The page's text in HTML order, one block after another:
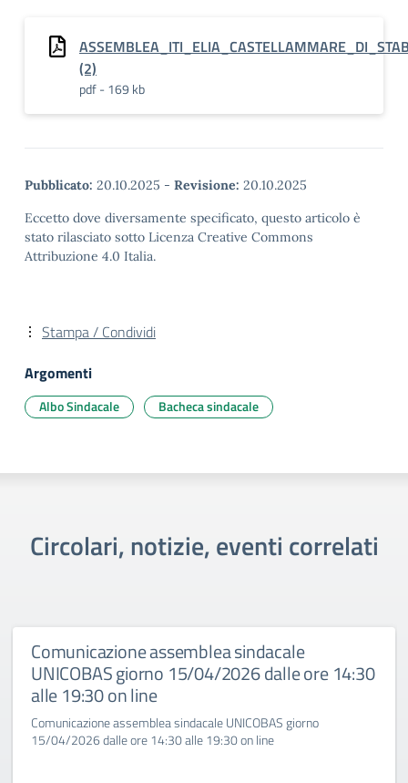
(2)
pdf - 169 kb
Pubblicato: 20.10.2025 - Revisione: 20.10.2025
Eccetto dove diversamente specificato, questo articolo è
stato rilasciato sotto Licenza Creative Commons
Attribuzione 4.0 Italia.
Stampa / Condividi
Argomenti
Albo Sindacale Bacheca sindacale
Circolari, notizie, eventi correlati
Comunicazione assemblea sindacale
UNICOBAS giorno 15/04/2026 dalle ore 14:30
alle 19:30 on line
Comunicazione assemblea sindacale UNICOBAS giorno
15/04/2026 dalle ore 14:30 alle 19:30 on line